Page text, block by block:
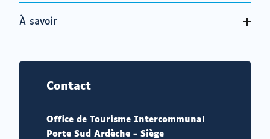
À savoir
Contact
Office de Tourisme Intercommunal
Porte Sud Ardèche - Siège